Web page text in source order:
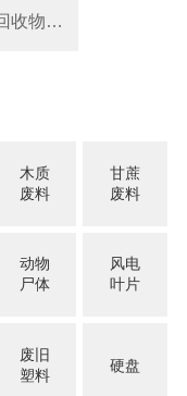
应用：可燃垃圾制成RDF售卖，可回收物分拣资源化，不可燃无机物填埋
木质
废料
甘蔗
废料
动物
尸体
风电
叶片
废旧
塑料
硬盘